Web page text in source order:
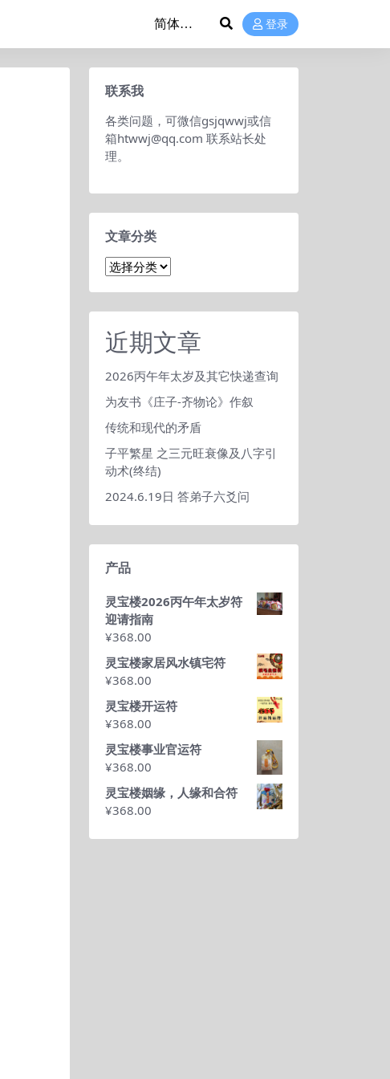
登录
联系我
各类问题，可微信gsjqwwj或信
箱htwwj@qq.com 联系站长处
理。
文章分类
文
近期文章
2026丙午年太岁及其它快递查询
为友书《庄子-齐物论》作叙
传统和现代的矛盾
子平繁星 之三元旺衰像及八字引
动术(终结)
2024.6.19日 答弟子六爻问
产品
灵宝楼2026丙午年太岁符
迎请指南
¥368.00
灵宝楼家居风水镇宅符
¥368.00
灵宝楼开运符
¥368.00
灵宝楼事业官运符
¥368.00
灵宝楼姻缘，人缘和合符
¥368.00